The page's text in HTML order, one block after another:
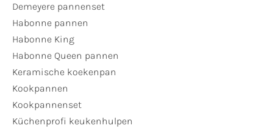
Demeyere pannenset
Habonne pannen
Habonne King
Habonne Queen pannen
Keramische koekenpan
Kookpannen
Kookpannenset
Küchenprofi keukenhulpen